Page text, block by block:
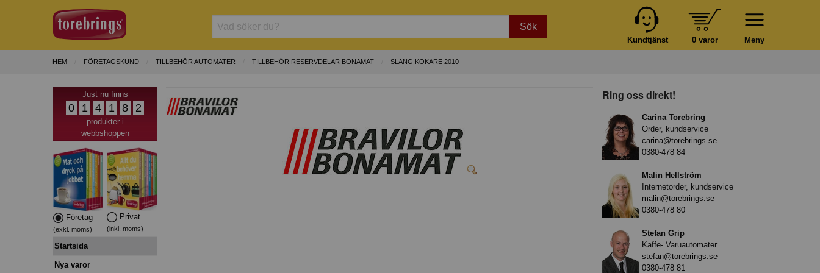
Sök
Meny
0 varor
Kundtjänst
HEM FÖRETAGSKUND TILLBEHÖR AUTOMATER TILLBEHÖR RESERVDELAR BONAMAT SLANG KOKARE 2010
Just nu finns
0 1 4 1 8 2
produkter i
webbshoppen
Företag
(exkl. moms)
Privat
(inkl. moms)
Startsida
Nya varor
Ring oss direkt!
Carina Torebring
Order, kundservice
carina@torebrings.se
0380-478 84
Malin Hellström
Internetorder, kundservice
malin@torebrings.se
0380-478 80
Stefan Grip
Kaffe- Varuautomater
stefan@torebrings.se
0380-478 81